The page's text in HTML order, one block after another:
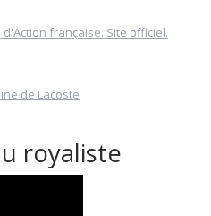
française. Site officiel.
de Lacoste
royaliste